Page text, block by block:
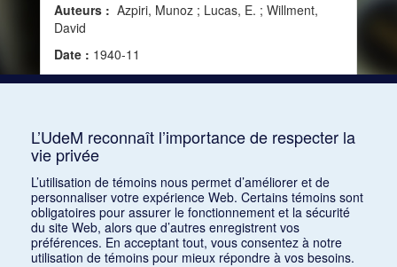
Auteurs : Azpiri, Munoz ; Lucas, E. ; Willment,
David
Date : 1940-11
Source :Modern Music, vol. 18, no 1 (novembre
L’UdeM reconnaît l’importance de respecter la
vie privée
L’utilisation de témoins nous permet d’améliorer et de
personnaliser votre expérience Web. Certains témoins sont
obligatoires pour assurer le fonctionnement et la sécurité
du site Web, alors que d’autres enregistrent vos
préférences. En acceptant tout, vous consentez à notre
utilisation de témoins pour mieux répondre à vos besoins.